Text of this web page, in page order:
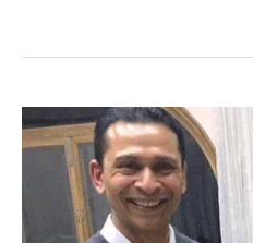
ও
আব্দুল্লাহ
আটক